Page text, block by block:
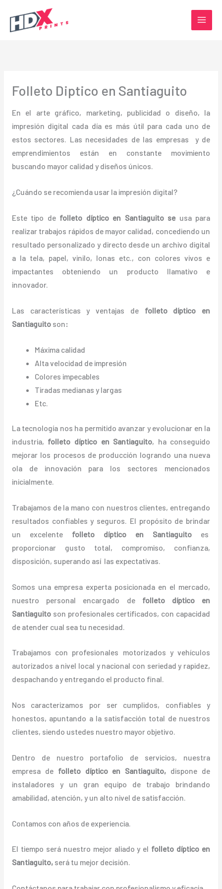
contenido
Folleto Diptico en Santiaguito
En el arte gráfico, marketing, publicidad o diseño, la
impresión digital cada día es más útil para cada uno de
estos sectores. Las necesidades de las empresas y de
emprendimientos están en constante movimiento
buscando mayor calidad y diseños únicos.
¿Cuándo se recomienda usar la impresión digital?
Este tipo de folleto díptico en Santiaguito seusa para
realizar trabajos rápidos de mayor calidad, concediendo un
resultado personalizado y directo desde un archivo digital
a la tela, papel, vinilo, lonas etc., con colores vivos e
impactantes obteniendo un producto llamativo e
innovador.
Las características y ventajas de folleto díptico
en
Santiaguito son:
Máxima calidad
Alta velocidad de impresión
Colores impecables
Tiradas medianas y largas
Etc.
La tecnología nos ha permitido avanzar y evolucionar en la
industria, folleto dípticoen Santiaguito, ha conseguido
mejorar los procesos de producción logrando una nueva
ola de innovación para los sectores mencionados
inicialmente.
Trabajamos de la mano con nuestros clientes, entregando
resultados confiables y seguros. El propósito de brindar
un excelente folleto díptico en Santiaguito es
proporcionar gusto total, compromiso, confianza,
disposición, superando así las expectativas.
Somos una empresa experta posicionada en el mercado,
nuestro personal encargado de folleto díptico
en
Santiaguitoson profesionales certificados, con capacidad
de atender cual sea tu necesidad.
Trabajamos con profesionales motorizados y vehículos
autorizados a nivel local y nacional con seriedad y rapidez,
despachando y entregando el producto final.
Nos caracterizamos por ser cumplidos, confiables y
honestos, apuntando a la satisfacción total de nuestros
clientes, siendo ustedes nuestro mayor objetivo.
Dentro de nuestro portafolio de servicios, nuestra
empresa de folleto dípticoen Santiaguito, dispone de
instaladores y un gran equipo de trabajo brindando
amabilidad, atención, y un alto nivel de satisfacción.
Contamos con años de experiencia.
El tiempo será nuestro mejor aliado y el folleto díptico en
Santiaguito, será tu mejor decisión.